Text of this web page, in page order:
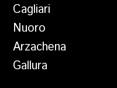
Cagliari
Nuoro
Arzachena
Gallura